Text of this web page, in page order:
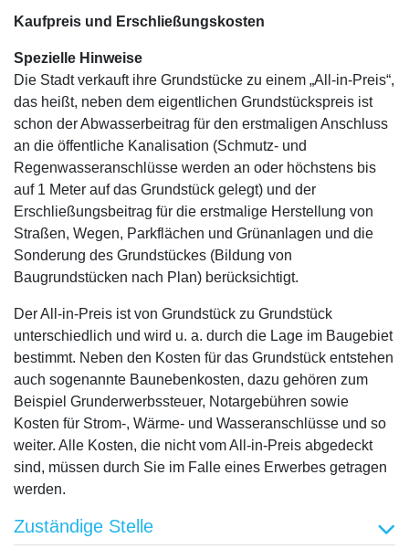
Kaufpreis und Erschließungskosten
Spezielle Hinweise
Die Stadt verkauft ihre Grundstücke zu einem „All-in-Preis“,
das heißt, neben dem eigentlichen Grundstückspreis ist
schon der Abwasserbeitrag für den erstmaligen Anschluss
an die öffentliche Kanalisation (Schmutz- und
Regenwasseranschlüsse werden an oder höchstens bis
auf 1 Meter auf das Grundstück gelegt) und der
Erschließungsbeitrag für die erstmalige Herstellung von
Straßen, Wegen, Parkflächen und Grünanlagen und die
Sonderung des Grundstückes (Bildung von
Baugrundstücken nach Plan) berücksichtigt.
Der All-in-Preis ist von Grundstück zu Grundstück
unterschiedlich und wird u. a. durch die Lage im Baugebiet
bestimmt. Neben den Kosten für das Grundstück entstehen
auch sogenannte Baunebenkosten, dazu gehören zum
Beispiel Grunderwerbssteuer, Notargebühren sowie
Kosten für Strom-, Wärme- und Wasseranschlüsse und so
weiter. Alle Kosten, die nicht vom All-in-Preis abgedeckt
sind, müssen durch Sie im Falle eines Erwerbes getragen
werden.
Zuständige Stelle